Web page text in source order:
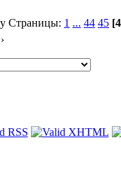
Страницы: 1 ... 44 45
›